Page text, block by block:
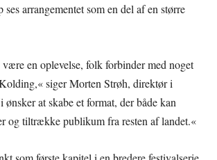
arrangementet som en del af en større
en oplevelse, folk forbinder med noget
siger Morten Strøh, direktør i
at skabe et format, der både kan
og tiltrække publikum fra resten af landet.«